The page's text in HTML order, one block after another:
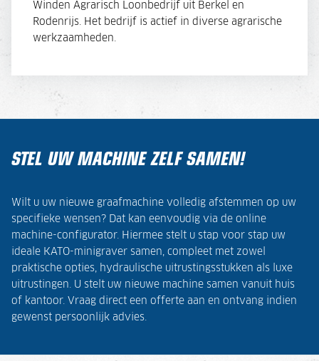
Winden Agrarisch Loonbedrijf uit Berkel en
Rodenrijs. Het bedrijf is actief in diverse agrarische
werkzaamheden.
STEL UW MACHINE ZELF SAMEN!
Wilt u uw nieuwe graafmachine volledig afstemmen op uw
specifieke wensen? Dat kan eenvoudig via de online
machine-configurator. Hiermee stelt u stap voor stap uw
ideale KATO-minigraver samen, compleet met zowel
praktische opties, hydraulische uitrustingsstukken als luxe
uitrustingen. U stelt uw nieuwe machine samen vanuit huis
of kantoor. Vraag direct een offerte aan en ontvang indien
gewenst persoonlijk advies.